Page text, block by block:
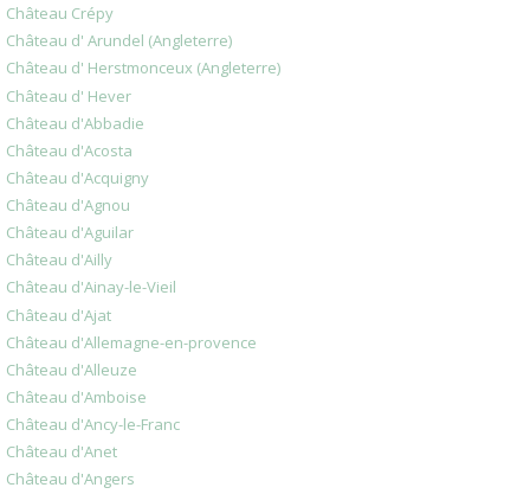
Château Crépy
Château d' Arundel (Angleterre)
Château d' Herstmonceux (Angleterre)
Château d' Hever
Château d'Abbadie
Château d'Acosta
Château d'Acquigny
Château d'Agnou
Château d'Aguilar
Château d'Ailly
Château d'Ainay-le-Vieil
Château d'Ajat
Château d'Allemagne-en-provence
Château d'Alleuze
Château d'Amboise
Château d'Ancy-le-Franc
Château d'Anet
Château d'Angers